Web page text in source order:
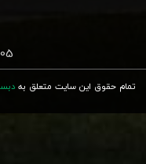
تمام حقوق این سایت متعلق به